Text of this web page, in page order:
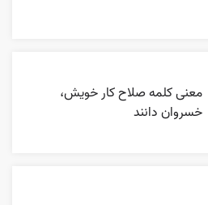
معنی کلمه صلاح کار خویش،
خسروان دانند